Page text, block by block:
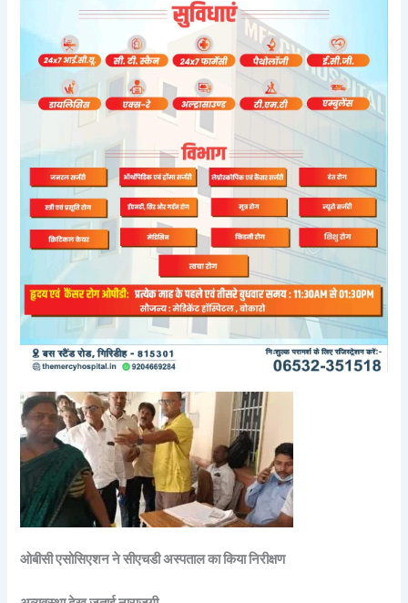
ओबीसी एसोसिएशन ने सीएचडी अस्पताल का किया निरीक्षण